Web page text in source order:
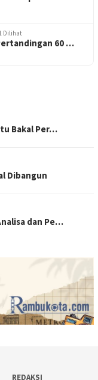
Dilihat
60 …
Bakal Per…
Dibangun
dan Pe…
REDAKSI